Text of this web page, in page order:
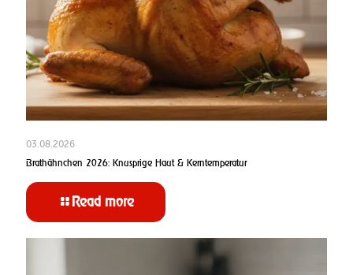
03.08.2026
Brathähnchen 2026: Knusprige Haut & Kerntemperatur
Read more